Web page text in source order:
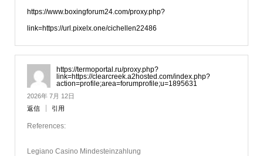
https://www.boxingforum24.com/proxy.php?
link=https://url.pixelx.one/cichellen22486
https://termoportal.ru/proxy.php?
link=https://clearcreek.a2hosted.com/index.php?
action=profile;area=forumprofile;u=1895631
2026年 7月 12日
返信
引用
References:
Legiano Casino Mindesteinzahlung